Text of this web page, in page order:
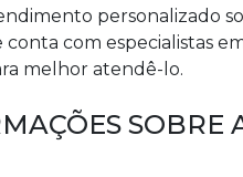
personalizado
conta com especialistas
melhor atendê-lo.
SOBRE